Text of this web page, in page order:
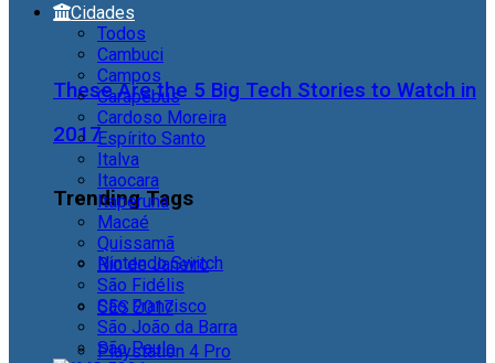
These Are the 5 Big Tech Stories to Watch in
2017
Trending Tags
Nintendo Switch
CES 2017
Playstation 4 Pro
Cidades
Todos
Cambuci
Campos
Carapebus
Cardoso Moreira
Espírito Santo
Italva
Itaocara
Itaperuna
Macaé
Quissamã
Rio de Janeiro
São Fidélis
São Francisco
São João da Barra
São Paulo